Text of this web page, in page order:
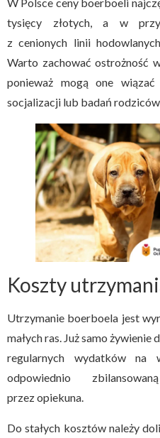
tysięcy złotych, a w
z cenionych linii
Warto zachować ostrożność
ponieważ mogą one
socjalizacji lub badań rodziców.
Koszty
Utrzymanie boerboela jest
małych ras. Już samo
regularnych wydatków na
odpowiednio
przez opiekuna.
Do stałych kosztów należy